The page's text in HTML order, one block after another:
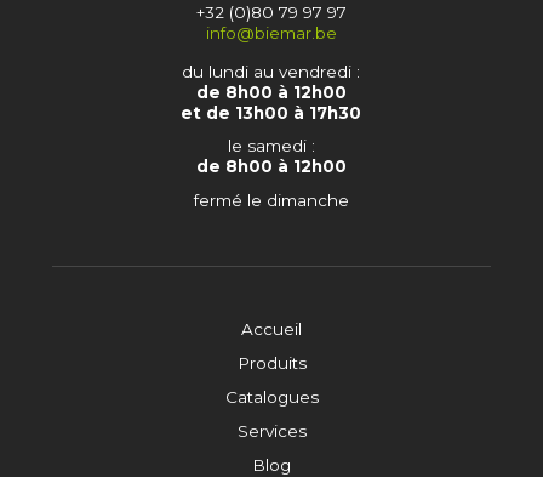
Accueil
Produits
Catalogues
Services
Blog
+32 (0)80 79 97 97
info@biemar.be
du lundi au vendredi :
de 8h00 à 12h00
et de 13h00 à 17h30
le samedi :
de 8h00 à 12h00
fermé le dimanche